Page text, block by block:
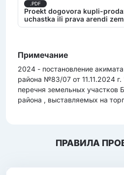
.PDF
Proekt dogovora kupli-
uchastka ili prava arendi
Примечание
2024 - постановление
района №83/07 от 11.11.2024
перечня земельных участков
района , выставляемых на
ПРАВИЛА